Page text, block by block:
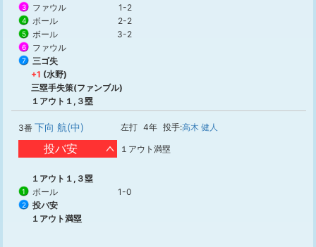
3 ファウル 1-2
4 ボール 2-2
5 ボール 3-2
6 ファウル
7
三ゴ失
+1 (水野)
三塁手失策(ファンブル)
１アウト１,３塁
3番 下向 航(中) 左打 4年 投手:高木 健人
投バ安 １アウト満塁
１アウト１,３塁
1 ボール 1-0
2
投バ安
１アウト満塁